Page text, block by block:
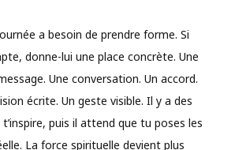
a besoin de prendre forme. Si
donne-lui une place concrète. Une
Une conversation. Un accord.
écrite. Un geste visible. Il y a des
puis il attend que tu poses les
La force spirituelle devient plus